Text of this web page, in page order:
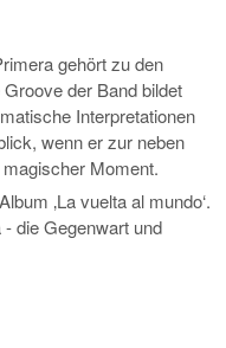
gehört zu den
der Band bildet
Interpretationen
wenn er zur neben
Moment.
‚La vuelta al mundo‘.
die Gegenwart und